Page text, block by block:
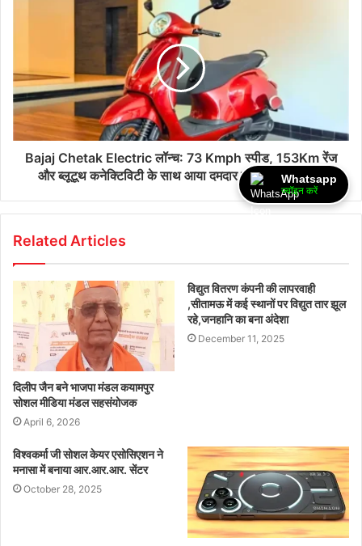
Bajaj Chetak Electric लॉन्च: 73 Kmph स्पीड, 153Km रेंज
और ब्लूटूथ कनेक्टिविटी के साथ आया दमदार इलेक्ट्रिक स्कूटर!
Related Articles
दिलीप जैन बने भाजपा मंडल कयामपुर
सोशल मीडिया मंडल सहसंयोजक
April 6, 2026
विद्युत वितरण कंपनी की लापरवाही
,सीतामऊ में कई स्थानों पर विद्युत तार झूल
रहे,जनहानि का बना अंदेशा
December 11, 2025
विश्वकर्मा जी सोशल केयर एसोसिएशन ने
मनासा में बनाया आर.आर.आर. सेंटर
October 28, 2025
Whatsapp
ज्वॉइन करें